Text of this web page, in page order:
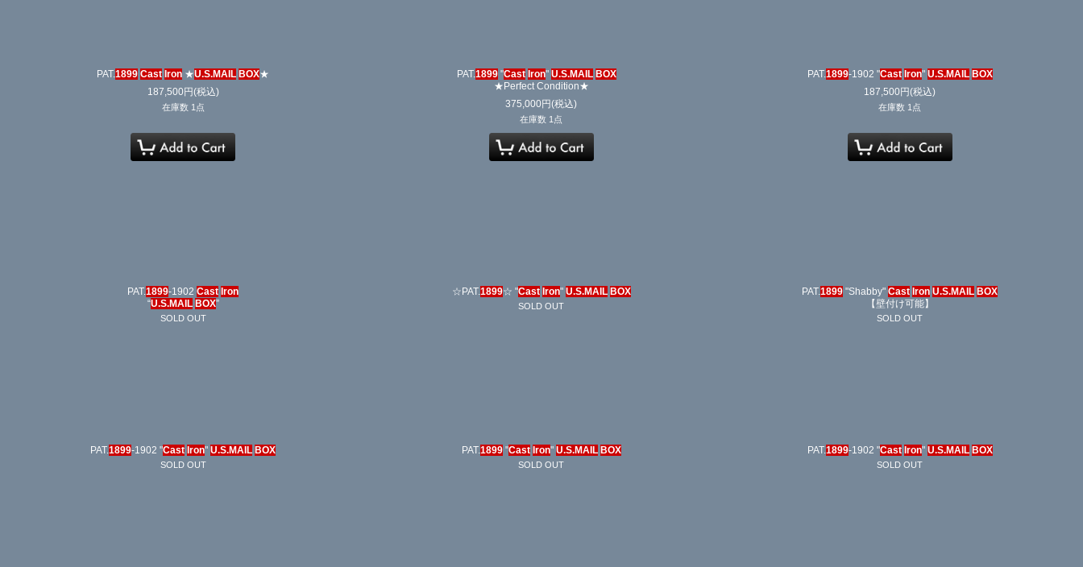
絞り込む
PAT.1899 Cast Iron ★U.S.MAIL BOX★
187,500円(税込)
在庫数 1点
PAT.1899"Cast Iron" U.S.MAIL BOX
★Perfect Condition★
375,000円(税込)
在庫数 1点
PAT.1899-1902 "Cast Iron" U.S.MAIL BOX
187,500円(税込)
在庫数 1点
PAT.1899-1902Cast Iron
“U.S.MAIL BOX”
SOLD OUT
☆PAT.1899☆ "Cast Iron" U.S.MAIL BOX
SOLD OUT
PAT.1899 "Shabby"Cast Iron U.S.MAIL BOX
【壁付け可能】
SOLD OUT
PAT.1899-1902 "Cast Iron"U.S.MAIL BOX
SOLD OUT
PAT.1899"Cast Iron" U.S.MAIL BOX
SOLD OUT
PAT.1899-1902 "Cast Iron" U.S.MAIL BOX
SOLD OUT